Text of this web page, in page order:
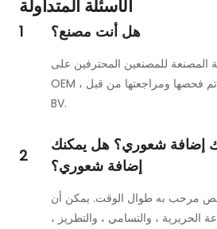
الأسئلة المتداولة
1 هل أنت مصنع؟
المصنعة للمصنعين المحترفين على
OEM ، تم فحصها ومراجعتها من قبل Alibaba من خلال
BV.
2
إضافة شعوري؟ هل يمكنك
إضافة شعوري؟
مرحب به طوال الوقت. يمكن أن
الحريرية ، والتسامي ، والتطريز ،